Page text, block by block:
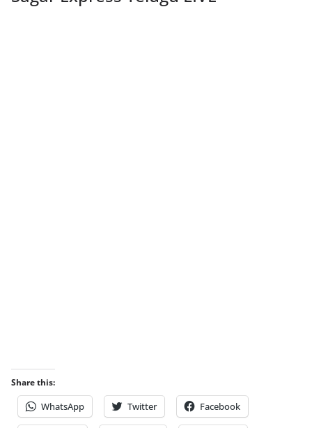
Share this:
WhatsApp Twitter Facebook